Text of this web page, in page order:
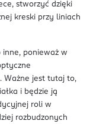
stworzyć dzięki
kreski przy liniach
inne, ponieważ w
Ważne jest tutaj to,
i będzie ją
roli w
rozbudzonych